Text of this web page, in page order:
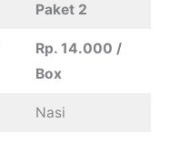
Paket 2
Rp. 14.000 /
Box
Nasi